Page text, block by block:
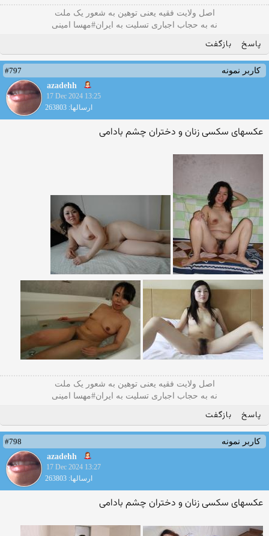
اصل ولایت فقیه یعنی‌ توهین به شعور یک ملت
نه به حجاب اجباری تسلیت به ایران#مهسا امینی
پاسخ بازگفت
کاربر نمونه
#797
azadehh
17 Dec 2024 13:25
ارسالها: 263803
عکسهای سکسی زنان و دختران چشم بادامی
اصل ولایت فقیه یعنی‌ توهین به شعور یک ملت
نه به حجاب اجباری تسلیت به ایران#مهسا امینی
پاسخ بازگفت
کاربر نمونه
#798
azadehh
17 Dec 2024 13:27
ارسالها: 263803
عکسهای سکسی زنان و دختران چشم بادامی